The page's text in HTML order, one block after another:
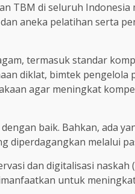
TBM di seluruh
aneka pelatihan serta
termasuk standar
diklat, bimtek pengelola
agar meningkat
baik. Bahkan, ada
diperdagangkan melalui
dan digitalisasi naskah
untuk